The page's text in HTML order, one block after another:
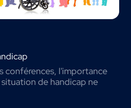
conférences, l'importance
de handicap ne